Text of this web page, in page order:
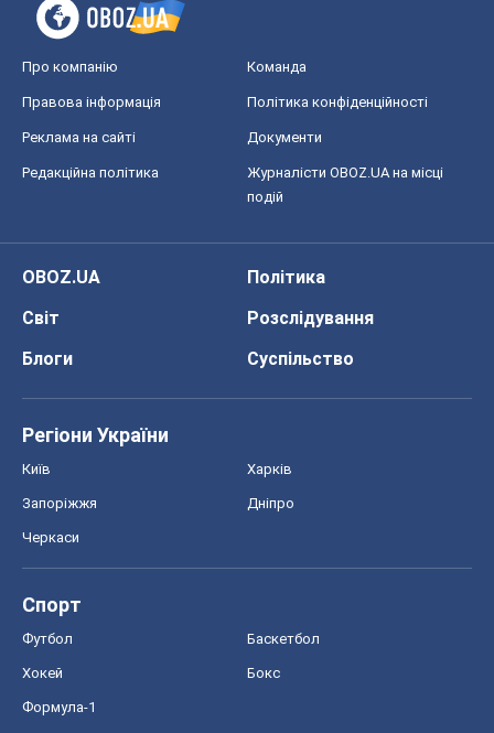
Про компанію Команда
Правова інформація Політика конфіденційності
Реклама на сайті Документи
Редакційна політика
Журналісти OBOZ.UA на місці
подій
OBOZ.UA
Політика
Світ
Розслідування
Блоги
Суспільство
Регіони України
Київ Харків
Запоріжжя Дніпро
Черкаси
Спорт
Футбол Баскетбол
Хокей Бокс
Формула-1